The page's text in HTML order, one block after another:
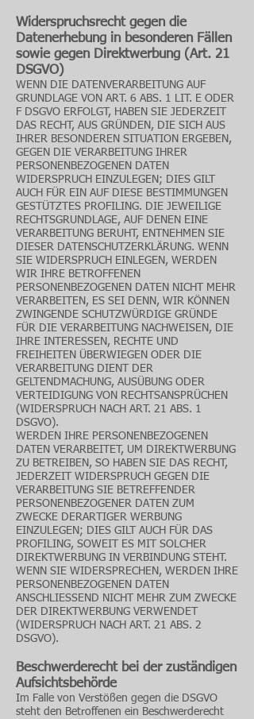
Widerspruchsrecht gegen die
Datenerhebung in besonderen Fällen
sowie gegen Direktwerbung (Art. 21
DSGVO)
WENN DIE DATENVERARBEITUNG AUF
GRUNDLAGE VON ART. 6 ABS. 1 LIT. E ODER
F DSGVO ERFOLGT, HABEN SIE JEDERZEIT
DAS RECHT, AUS GRÜNDEN, DIE SICH AUS
IHRER BESONDEREN SITUATION ERGEBEN,
GEGEN DIE VERARBEITUNG IHRER
PERSONENBEZOGENEN DATEN
WIDERSPRUCH EINZULEGEN; DIES GILT
AUCH FÜR EIN AUF DIESE BESTIMMUNGEN
GESTÜTZTES PROFILING. DIE JEWEILIGE
RECHTSGRUNDLAGE, AUF DENEN EINE
VERARBEITUNG BERUHT, ENTNEHMEN SIE
DIESER DATENSCHUTZERKLÄRUNG. WENN
SIE WIDERSPRUCH EINLEGEN, WERDEN
WIR IHRE BETROFFENEN
PERSONENBEZOGENEN DATEN NICHT MEHR
VERARBEITEN, ES SEI DENN, WIR KÖNNEN
ZWINGENDE SCHUTZWÜRDIGE GRÜNDE
FÜR DIE VERARBEITUNG NACHWEISEN, DIE
IHRE INTERESSEN, RECHTE UND
FREIHEITEN ÜBERWIEGEN ODER DIE
VERARBEITUNG DIENT DER
GELTENDMACHUNG, AUSÜBUNG ODER
VERTEIDIGUNG VON RECHTSANSPRÜCHEN
(WIDERSPRUCH NACH ART. 21 ABS. 1
DSGVO).
WERDEN IHRE PERSONENBEZOGENEN
DATEN VERARBEITET, UM DIREKTWERBUNG
ZU BETREIBEN, SO HABEN SIE DAS RECHT,
JEDERZEIT WIDERSPRUCH GEGEN DIE
VERARBEITUNG SIE BETREFFENDER
PERSONENBEZOGENER DATEN ZUM
ZWECKE DERARTIGER WERBUNG
EINZULEGEN; DIES GILT AUCH FÜR DAS
PROFILING, SOWEIT ES MIT SOLCHER
DIREKTWERBUNG IN VERBINDUNG STEHT.
WENN SIE WIDERSPRECHEN, WERDEN IHRE
PERSONENBEZOGENEN DATEN
ANSCHLIESSEND NICHT MEHR ZUM ZWECKE
DER DIREKTWERBUNG VERWENDET
(WIDERSPRUCH NACH ART. 21 ABS. 2
DSGVO).
Beschwerde­recht bei der zuständigen
Aufsichts­behörde
Im Falle von Verstößen gegen die DSGVO
steht den Betroffenen ein Beschwerderecht